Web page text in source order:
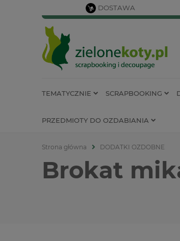
DOSTAWA
TEMATYCZNIE SCRAPBOOKING
PRZEDMIOTY DO OZDABIANIA
Strona główna DODATKI OZDOBNE
Brokat